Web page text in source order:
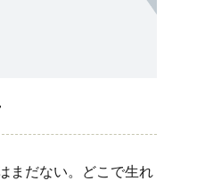
まだない。どこで生れ